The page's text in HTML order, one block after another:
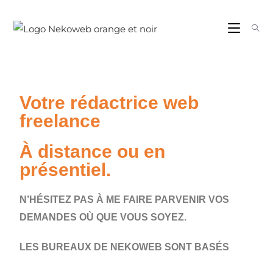
Votre rédactrice web
freelance
À distance ou en
présentiel.
N’HÉSITEZ PAS À ME FAIRE PARVENIR VOS
DEMANDES OÙ QUE VOUS SOYEZ.
LES BUREAUX DE NEKOWEB SONT BASÉS